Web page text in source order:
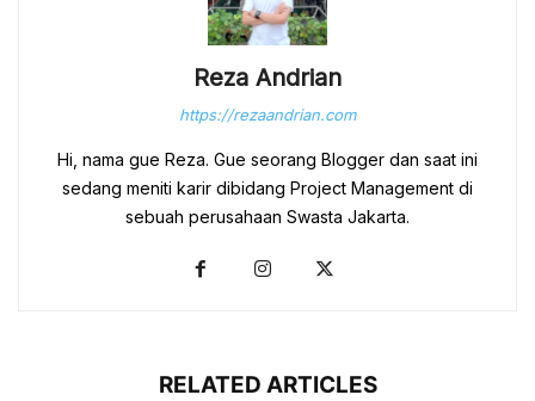
Reza Andrian
https://rezaandrian.com
Hi, nama gue Reza. Gue seorang Blogger dan saat ini
sedang meniti karir dibidang Project Management di
sebuah perusahaan Swasta Jakarta.
RELATED ARTICLES